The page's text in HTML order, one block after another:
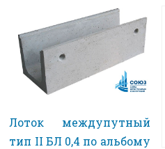
Лоток междупутный
тип II БЛ 0,4 по альбому